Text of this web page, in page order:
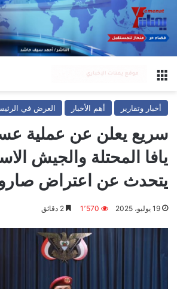
القائمة
أخبار وتقارير أهم الأخبار العرض في
سريع يعلن عن عملية
يافا المحتلة والجيش
يتحدث عن اعتراض
19 يوليو، 2025 1٬570